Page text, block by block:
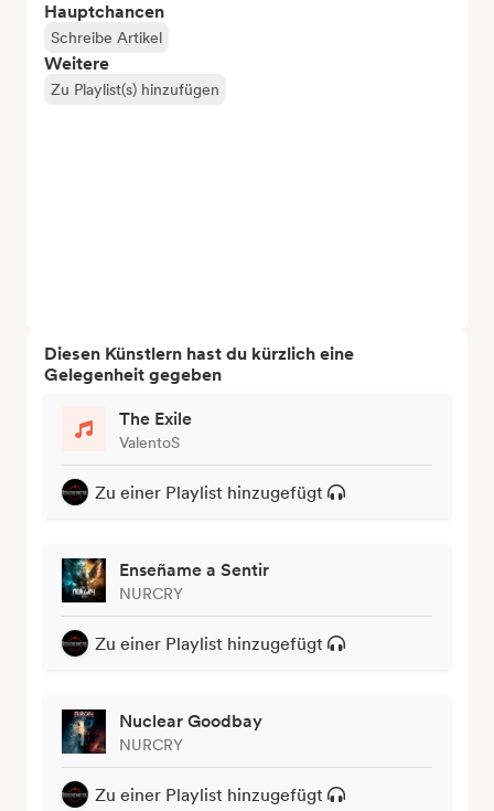
Hauptchancen
Schreibe Artikel
Weitere
Zu Playlist(s) hinzufügen
Diesen Künstlern hast du kürzlich eine
Gelegenheit gegeben
The Exile
ValentoS
Zu einer Playlist hinzugefügt
Enseñame a Sentir
NURCRY
Zu einer Playlist hinzugefügt
Nuclear Goodbay
NURCRY
Zu einer Playlist hinzugefügt